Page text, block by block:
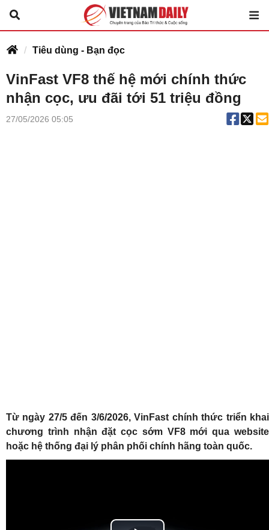
Tiêu dùng - Bạn đọc
VinFast VF8 thế hệ mới chính thức
nhận cọc, ưu đãi tới 51 triệu đồng
27/05/2026 05:05
Từ ngày 27/5 đến 3/6/2026, VinFast chính thức triển khai
chương trình nhận đặt cọc sớm VF8 mới qua website
hoặc hệ thống đại lý phân phối chính hãng toàn quốc.